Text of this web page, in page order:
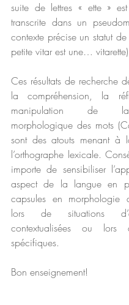
suite de lettres « ette »
transcrite dans un
contexte précise un statut
petite vitar est une…
Ces résultats de recherche
la compréhension, la
manipulation de
morphologique des mots
sont des atouts menant à
l’orthographe lexicale.
importe de sensibiliser
aspect de la langue en
capsules en morphologie
lors de situations
contextualisées ou lors
spécifiques.
Bon enseignement!